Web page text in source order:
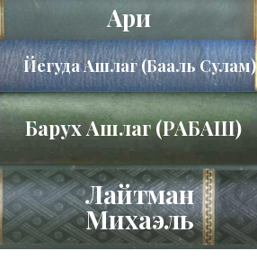
Aри
Йегуда Ашлаг (Бааль Сулам)
Барух Ашлаг (РАБАШ)
Михаэль
Лайтман